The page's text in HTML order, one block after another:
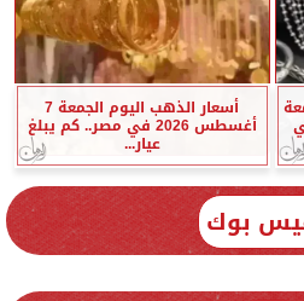
أسعار الذهب اليوم الجمعة 7
أغسطس 2026 في مصر.. كم يبلغ
عيار...
بوك